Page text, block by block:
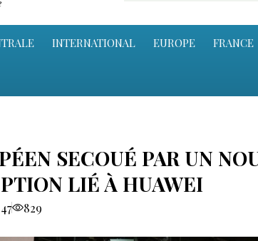
INTERNATIONAL EUROPE FRANCE
SECOUÉ PAR UN
LIÉ À HUAWEI
829